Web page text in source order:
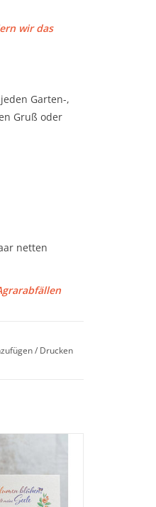
wir das
Garten-,
Gruß oder
netten
offen:
Papier
/ Drucken
traumhaften
erfreut jeden
Blumen- und
Umweltfreundlich